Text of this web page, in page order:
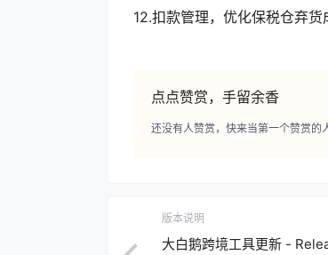
12.扣款管理，优化保税仓弃货
点点赞赏，手留余香
还没有人赞赏，快来当第一个赞赏的
版本说明
大白鹅跨境工具更新 -